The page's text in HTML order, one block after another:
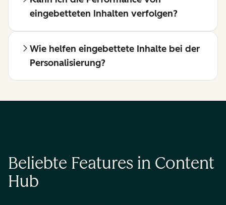
eingebetteten Inhalten verfolgen?
Wie helfen eingebettete Inhalte bei der
Personalisierung?
Beliebte Features in Content
Hub